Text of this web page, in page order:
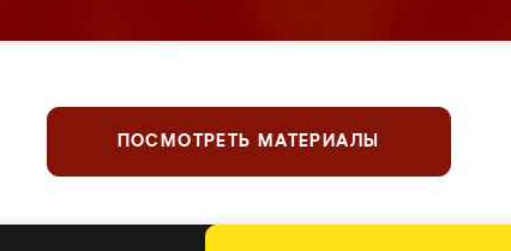
ПОСМОТРЕТЬ МАТЕРИАЛЫ